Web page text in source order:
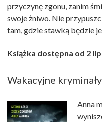
przyczynę zgonu, zanim
swoje żniwo. Nie
tam, gdzie stawką będzie
Książka dostępna od 2
Wakacyjne
Anna